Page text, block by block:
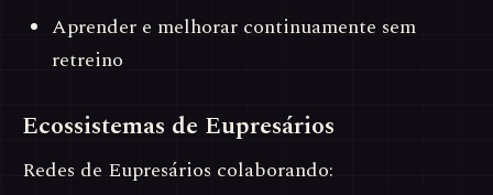
Aprender e melhorar continuamente sem
retreino
Ecossistemas de Eupresários
Redes de Eupresários colaborando: